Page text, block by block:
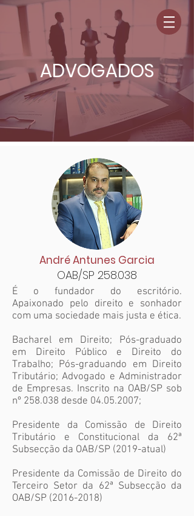
ADVOGADOS
André Antunes Garcia
OAB/SP 258.038
É o fundador do escritório.
Apaixonado pelo direito e sonhador
com uma sociedade mais justa e ética.
Bacharel em Direito; Pós-graduado
em Direito Público e Direito do
Trabalho; Pós-graduando em Direito
Tributário; Advogado e Administrador
de Empresas. Inscrito na OAB/SP sob
nº 258.038 desde 04.05.2007;
Presidente da Comissão de Direito
Tributário e Constitucional da 62ª
Subsecção da OAB/SP (2019-atual)
Presidente da Comissão de Direito do
Terceiro Setor da 62ª Subsecção da
OAB/SP (2016-2018)